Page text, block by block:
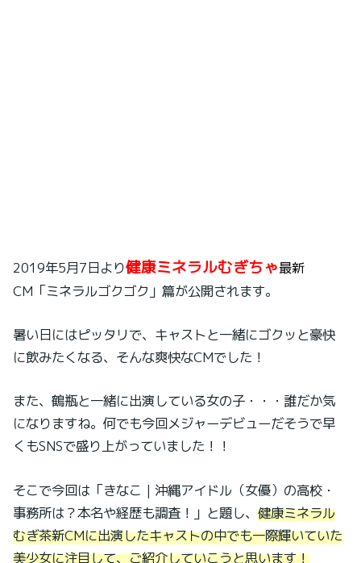
2019年5月7日より健康ミネラルむぎちゃ最新
CM「ミネラルゴクゴク」篇が公開されます。
暑い日にはピッタリで、キャストと一緒にゴクッと豪快
に飲みたくなる、そんな爽快なCMでした！
また、鶴瓶と一緒に出演している女の子・・・誰だか気
になりますね。何でも今回メジャーデビューだそうで早
くもSNSで盛り上がっていました！！
そこで今回は「きなこ｜沖縄アイドル（女優）の高校・
事務所は？本名や経歴も調査！」と題し、健康ミネラル
むぎ茶新CMに出演したキャストの中でも一際輝いていた
美少女に注目して、ご紹介していこうと思います！